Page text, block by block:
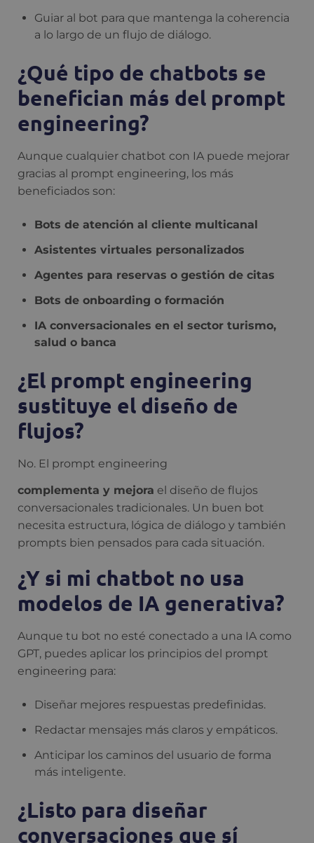
Guiar al bot para que mantenga la coherencia
a lo largo de un flujo de diálogo.
¿Qué tipo de chatbots se
benefician más del prompt
engineering?
Aunque cualquier chatbot con IA puede mejorar
gracias al prompt engineering, los más
beneficiados son:
Bots de atención al cliente multicanal
Asistentes virtuales personalizados
Agentes para reservas o gestión de citas
Bots de onboarding o formación
IA conversacionales en el sector turismo,
salud o banca
¿El prompt engineering
sustituye el diseño de
flujos?
No. El prompt engineering
complementa y mejora el diseño de flujos
conversacionales tradicionales. Un buen bot
necesita estructura, lógica de diálogo y también
prompts bien pensados para cada situación.
¿Y si mi chatbot no usa
modelos de IA generativa?
Aunque tu bot no esté conectado a una IA como
GPT, puedes aplicar los principios del prompt
engineering para:
Diseñar mejores respuestas predefinidas.
Redactar mensajes más claros y empáticos.
Anticipar los caminos del usuario de forma
más inteligente.
¿Listo para diseñar
conversaciones que sí